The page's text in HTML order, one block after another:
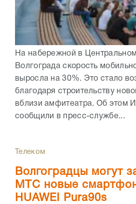
На набережной в
Волгограда скорость
выросла на 30%. Это стало
благодаря строительству
вблизи амфитеатра. Об этом
сообщили в пресс-службе...
Телеком
Волгоградцы могут
МТС новые
HUAWEI Pura90s